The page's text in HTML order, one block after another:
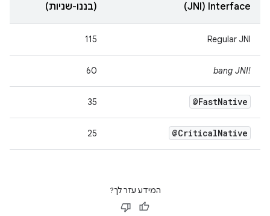
Interface‏ (JNI)
(בננו-שניות)
Regular JNI
115
!bang JNI
60
@FastNative
35
@CriticalNative
25
המידע עזר לך?